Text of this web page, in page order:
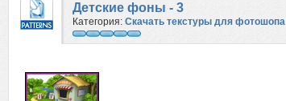
Детские фоны - 3
Категория: Скачать текстуры для фотошопа